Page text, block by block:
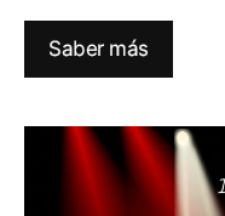
Saber más